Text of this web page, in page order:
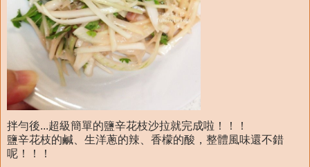
拌勻後...超級簡單的鹽辛花枝沙拉就完成啦！！！
鹽辛花枝的鹹、生洋蔥的辣、香檬的酸，整體風味還不錯
呢！！！